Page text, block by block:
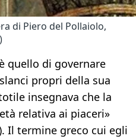
di Piero del Pollaiolo,
quello di governare
propri della sua
insegnava che la
relativa ai piaceri»
Il termine greco cui egli